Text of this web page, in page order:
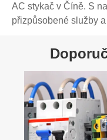
AC stykač v Číně. S
přizpůsobené služby
Jak může
účinně chránit